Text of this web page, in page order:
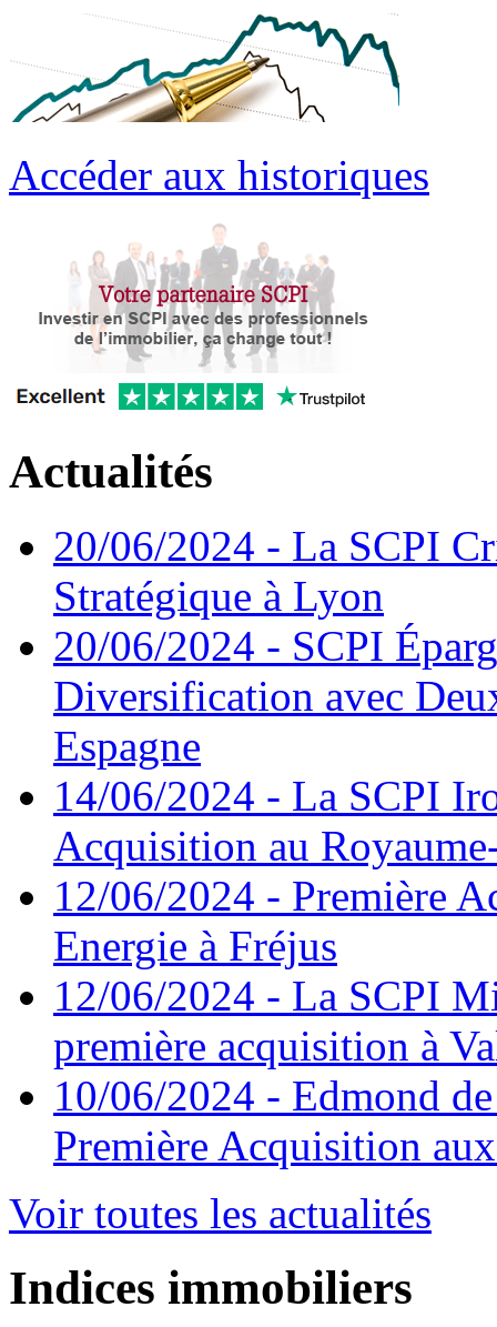
Accéder aux historiques
Actualités
20/06/2024 - La SCPI
Stratégique à Lyon
20/06/2024 - SCPI
Diversification avec
Espagne
14/06/2024 - La SCPI
Acquisition au
12/06/2024 - Première
Energie à Fréjus
12/06/2024 - La SCPI
première acquisition à
10/06/2024 - Edmond
Première Acquisition
Voir toutes les actualités
Indices immobiliers